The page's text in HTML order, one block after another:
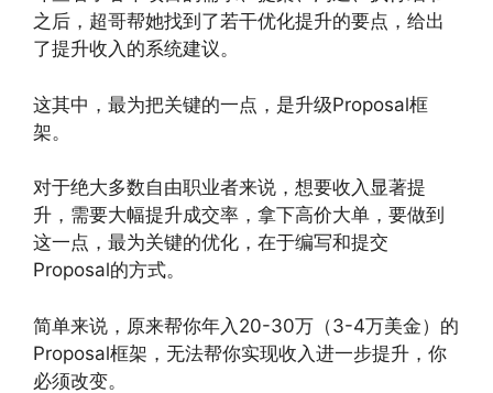
之后，超哥帮她找到了若干优化提升的要点，给出
了提升收入的系统建议。
这其中，最为把关键的一点，是升级Proposal框
架。
对于绝大多数自由职业者来说，想要收入显著提
升，需要大幅提升成交率，拿下高价大单，要做到
这一点，最为关键的优化，在于编写和提交
Proposal的方式。
简单来说，原来帮你年入20-30万（3-4万美金）的
Proposal框架，无法帮你实现收入进一步提升，你
必须改变。